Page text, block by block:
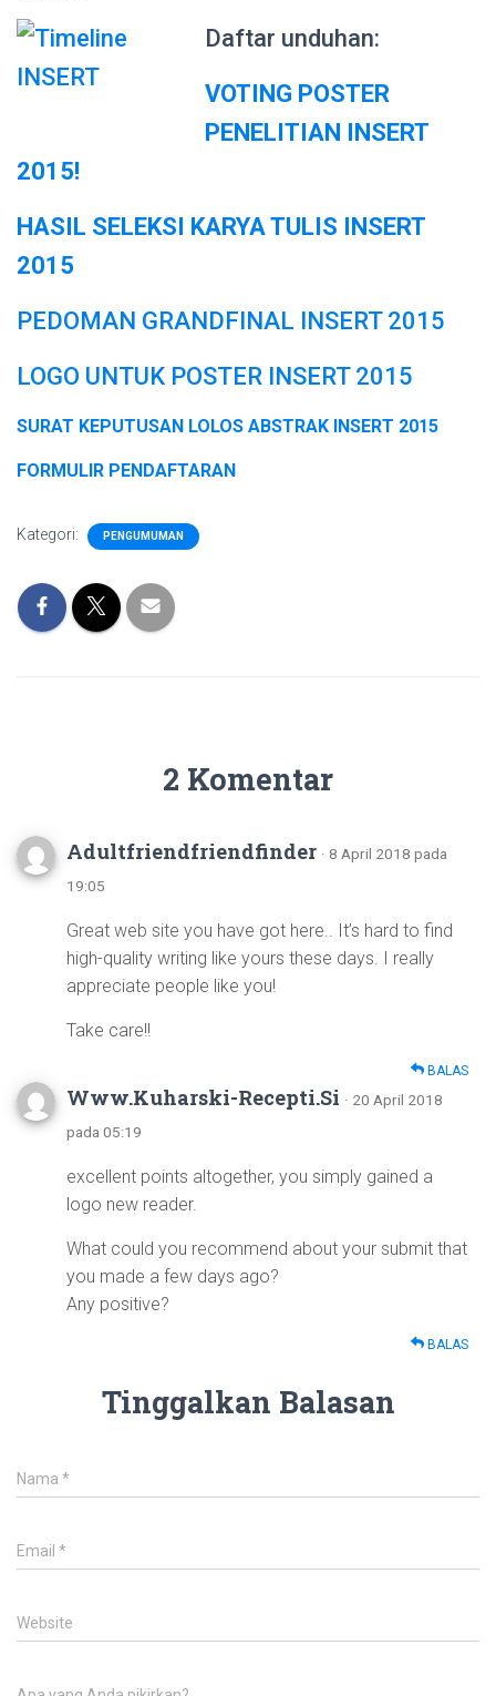
Daftar unduhan:
VOTING POSTER
PENELITIAN INSERT
2015!
HASIL SELEKSI KARYA TULIS INSERT
2015
PEDOMAN GRANDFINAL INSERT 2015
LOGO UNTUK POSTER INSERT 2015
SURAT KEPUTUSAN LOLOS ABSTRAK INSERT 2015
FORMULIR PENDAFTARAN
Kategori: PENGUMUMAN
2 Komentar
Adultfriendfriendfinder · 8 April 2018 pada
19:05
Great web site you have got here.. It’s hard to find
high-quality writing like yours these days. I really
appreciate people like you!
Take care!!
BALAS
Www.Kuharski-Recepti.Si · 20 April 2018
pada 05:19
excellent points altogether, you simply gained a
logo new reader.
What could you recommend about your submit that
you made a few days ago?
Any positive?
BALAS
Tinggalkan Balasan
Nama *
Email *
Website